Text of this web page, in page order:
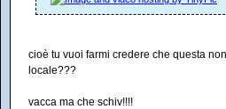
cioè tu vuoi farmi credere che questa
locale???
vacca ma che schiv!!!!